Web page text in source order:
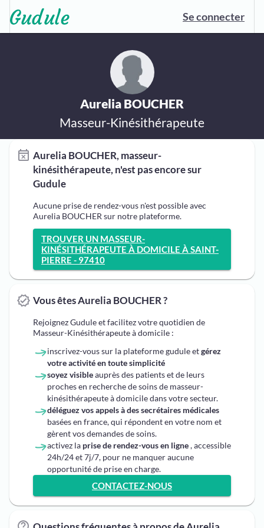
Se connecter
Aurelia BOUCHER
Masseur-Kinésithérapeute
Aurelia BOUCHER, masseur-
kinésithérapeute, n'est pas encore sur
Gudule
Aucune prise de rendez-vous n'est possible avec
Aurelia BOUCHER sur notre plateforme.
TROUVER UN MASSEUR-
KINÉSITHÉRAPEUTE À DOMICILE À SAINT-
PIERRE - 97410
Vous êtes Aurelia BOUCHER ?
Rejoignez Gudule et facilitez votre quotidien de
Masseur-Kinésithérapeute à domicile :
inscrivez-vous sur la plateforme gudule etgérez
votre activité en toute simplicité
soyez visibleauprès des patients et de leurs
proches en recherche de soins de masseur-
kinésithérapeute à domicile dans votre secteur.
déléguez vos appels à des secrétaires médicales
basées en france, qui répondent en votre nom et
gèrent vos demandes de soins.
activez la prise de rendez-vous en ligne, accessible
24h/24 et 7j/7, pour ne manquer aucune
opportunité de prise en charge.
CONTACTEZ-NOUS